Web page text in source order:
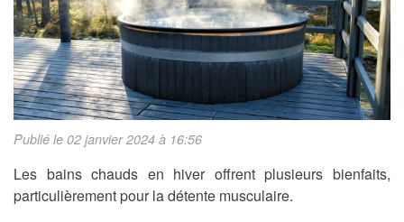
Publié le 02 janvier 2024 à 16:56
Les bains chauds en hiver offrent plusieurs bienfaits,
particulièrement pour la détente musculaire.